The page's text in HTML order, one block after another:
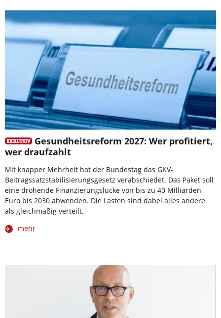
Gesundheitsreform 2027: Wer profitiert,
wer draufzahlt
Mit knapper Mehrheit hat der Bundestag das GKV-
Beitragssatzstabilisierungsgesetz verabschiedet. Das Paket soll
eine drohende Finanzierungslücke von bis zu 40 Milliarden
Euro bis 2030 abwenden. Die Lasten sind dabei alles andere
als gleichmäßig verteilt.
mehr